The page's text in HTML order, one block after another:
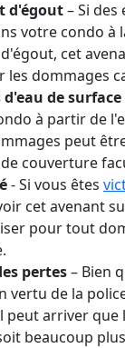
d'égout– Si des
votre condo à
cet
les dommages
de surface
à partir de
peut
couverture
- Si vous êtes
cet avenant
pour tout
pertes– Bien
vertu de la
peut arriver que
beaucoup